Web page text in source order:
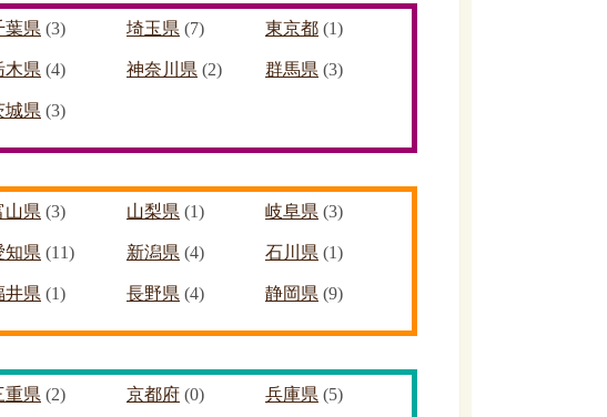
葉県 (3) 埼玉県 (7) 東京都 (1)
木県 (4) 神奈川県 (2) 群馬県 (3)
城県 (3)
山県 (3) 山梨県 (1) 岐阜県 (3)
知県 (11) 新潟県 (4) 石川県 (1)
井県 (1) 長野県 (4) 静岡県 (9)
重県 (2) 京都府 (0) 兵庫県 (5)